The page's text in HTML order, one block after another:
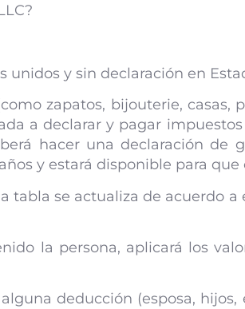
unidos y sin declaración en
zapatos, bijouterie, casas,
a declarar y pagar
hacer una declaración de
y estará disponible para
tabla se actualiza de acuerdo
la persona, aplicará los
deducción (esposa,